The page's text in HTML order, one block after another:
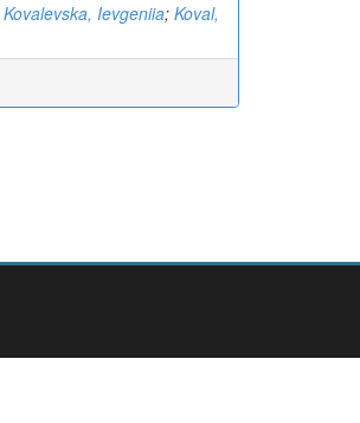
Kovalevska, Ievgeniia; Koval,